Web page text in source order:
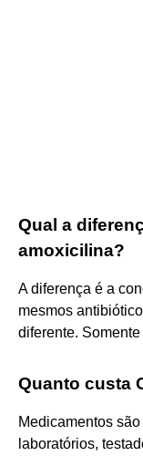
Qual a
amoxicilina?
A diferença é a
mesmos
diferente.
Quanto custa
Medicamentos
laboratórios,